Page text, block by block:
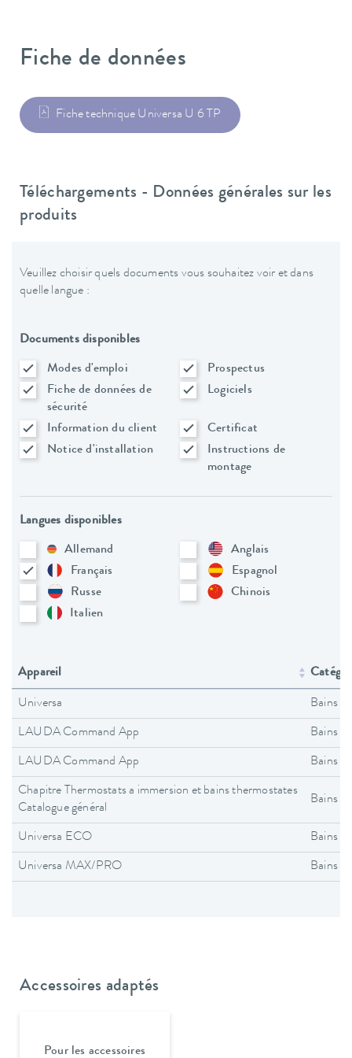
Fiche de données
Fiche technique Universa U 6 TP
Téléchargements - Données générales sur les
produits
Veuillez choisir quels documents vous souhaitez voir et dans
quelle langue :
Documents disponibles
Modes d'emploi
Prospectus
Fiche de données de
sécurité
Logiciels
Information du client
Certificat
Notice d'installation
Instructions de
montage
Langues disponibles
Allemand
Anglais
Français
Espagnol
Russe
Chinois
Italien
Appareil
Universa Bains
LAUDA Command App Bains
LAUDA Command App Bains
Chapitre Thermostats a immersion et bains thermostates
Catalogue général
Bains
Universa ECO Bains
Universa MAX/PRO Bains
Accessoires adaptés
Pour les accessoires